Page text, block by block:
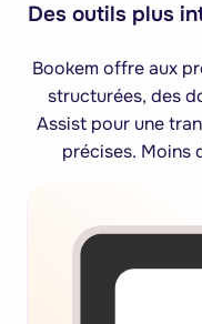
Des outils plus
Bookem offre aux
structurées, des
Assist pour une
précises. Moins